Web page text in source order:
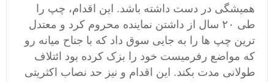
همیشگی در دست داشته باشد. این اقدام، چپ را
طی ۲۰ سال از داشتن نماینده محروم کرد و معتدل
ترین چپ ها را به جایی سوق داد که با جناح میانه رو
که مواضع رفرمیست خود را بزک کرده بود ائتلاف
طولانی مدت بکند. این اقدام و نیز حد نصاب اکثریتی